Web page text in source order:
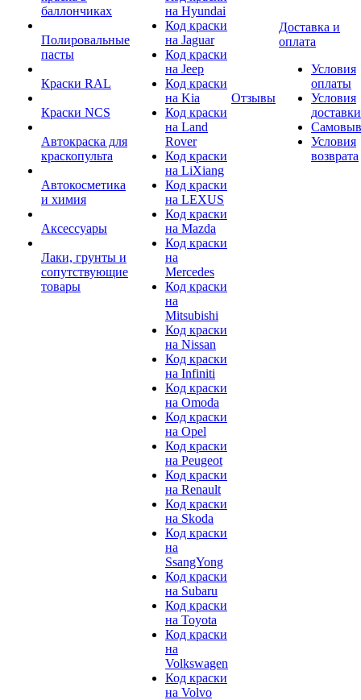
баллончиках
Полировальные
пасты
Краски RAL
Краски NCS
Автокраска для
краскопульта
Автокосметика
и химия
Аксессуары
Лаки, грунты и
сопутствующие
товары
на Hyundai
Код краски
на Jaguar
Код краски
на Jeep
Код краски
на Kia
Код краски
на Land
Rover
Код краски
на LiXiang
Код краски
на LEXUS
Код краски
на Mazda
Код краски
на
Mercedes
Код краски
на
Mitsubishi
Код краски
на Nissan
Код краски
на Infiniti
Код краски
на Omoda
Код краски
на Opel
Код краски
на Peugeot
Код краски
на Renault
Код краски
на Skoda
Код краски
на
SsangYong
Код краски
на Subaru
Код краски
на Toyota
Код краски
на
Volkswagen
Код краски
на Volvo
Отзывы
Доставка и
оплата
Условия
оплаты
Условия
доставки
Условия
возврата